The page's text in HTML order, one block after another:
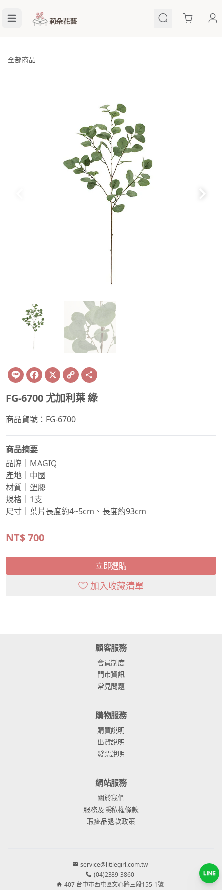
Cart
全部商品
Line Facebook
X Copy
Link
FG-6700 尤加利葉 綠
商品貨號：FG-6700
商品摘要
品牌｜MAGIQ
產地｜中國
材質｜塑膠
規格｜1支
尺寸｜葉片長度約4~5cm、長度約93cm
NT$700
立即選購
加入收藏清單
顧客服務
會員制度
門市資訊
常見問題
購物服務
購買說明
出貨說明
發票說明
網站服務
關於我們
服務及隱私權條款
瑕疵品退款政策
service@littlegirl.com.tw
(04)2389-3860
407 台中市西屯區文心路三段155-1號